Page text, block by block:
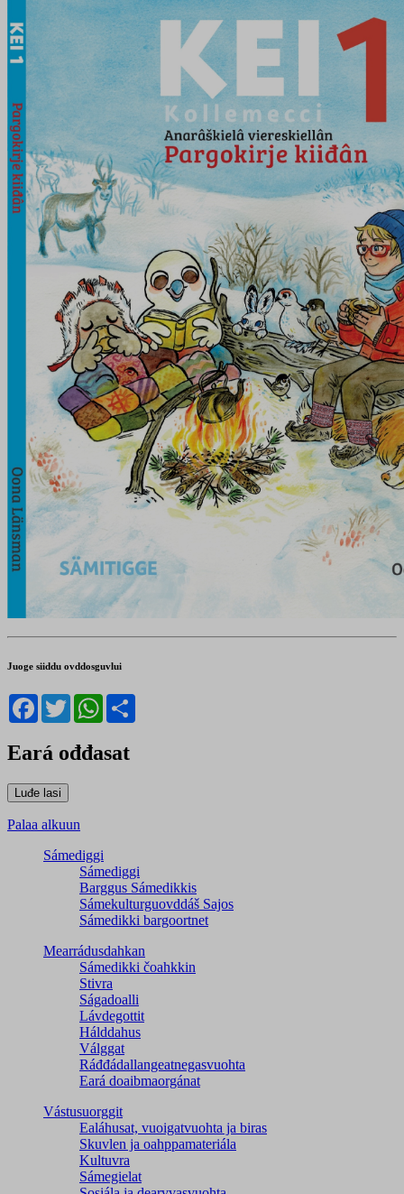
Juoge siiddu ovddosguvlui
Facebook
TwitterWhatsApp
Eará ođđasat
Palaa alkuun
Sámediggi
Sámediggi
Barggus Sámedikkis
Sámekulturguovddáš Sajos
Sámedikki bargoortnet
Mearrádusdahkan
Sámedikki čoahkkin
Stivra
Ságadoalli
Lávdegottit
Hálddahus
Válggat
Ráđđádallangeatnegas­vuohta
Eará doaibmaorgánat
Vástusuorggit
Ealáhusat, vuoigatvuohta ja biras
Skuvlen ja oahppamateriála
Kultuvra
Sámegielat